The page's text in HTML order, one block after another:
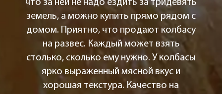
что за ней не надо ездить за тридевять
земель, а можно купить прямо рядом с
домом. Приятно, что продают колбасу
на развес. Каждый может взять
столько, сколько ему нужно. У колбасы
ярко выраженный мясной вкус и
хорошая текстура. Качество на